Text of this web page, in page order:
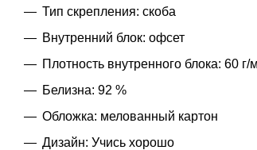
Тип скрепления: скоба
Внутренний блок: офсет
Плотность внутренного блока: 60 г/
Белизна: 92 %
Обложка: мелованный картон
Дизайн: Учись хорошо